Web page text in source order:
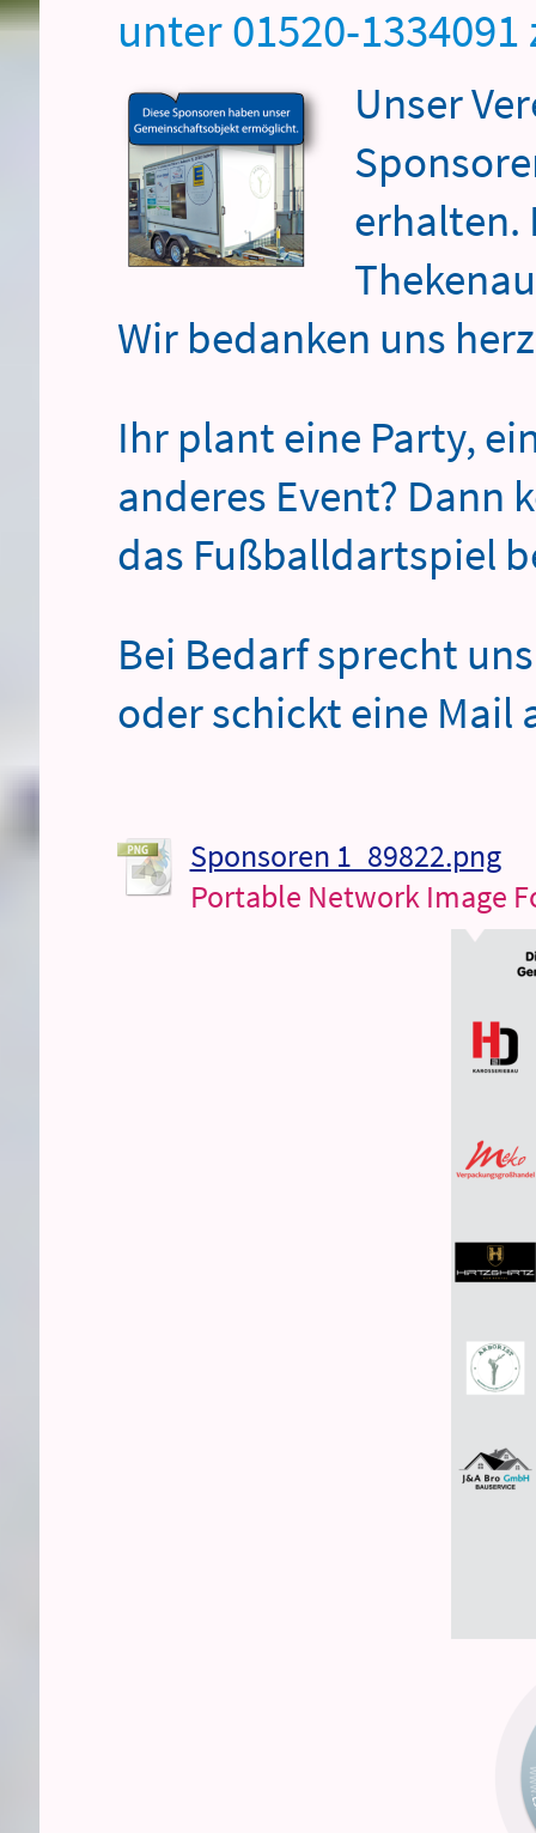
unter 01520-
Unser
erhalten.
Wir bedanken uns
Ihr plant eine Party,
anderes Event? Dann
das Fußballdartspiel
Bei Bedarf sprecht
oder schickt eine
Sponsoren 1_89822.png
Portable Network Image